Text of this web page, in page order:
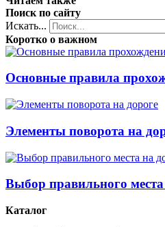
Поиск по сайту
Искать...
Коротко о важном
Основные правила
Элементы поворота на
Выбор правильного места
Каталог